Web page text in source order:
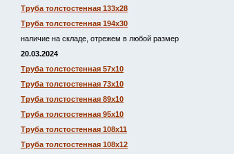
Труба толстостенная 133х28
Труба толстостенная 194х30
наличие на складе, отрежем в любой размер
20.03.2024
Труба толстостенная 57х10
Труба толстостенная 73х10
Труба толстостенная 89х10
Труба толстостенная 95х10
Труба толстостенная 108х11
Труба толстостенная 108х12